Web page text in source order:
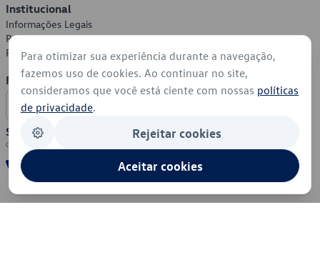
Institucional
Informações Legais
Política de Privacidade
Política de Cookies
Formas de Pagamento
Segurança
Para otimizar sua experiência durante a navegação,
fazemos uso de cookies. Ao continuar no site,
consideramos que você está ciente com nossas políticas
de privacidade.
Rejeitar cookies
Aceitar cookies